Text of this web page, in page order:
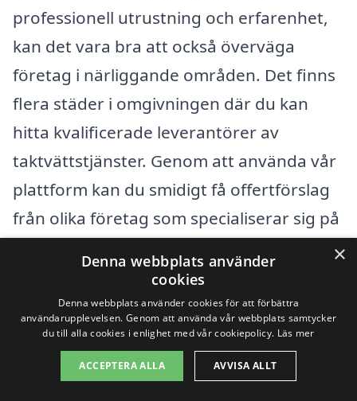
professionell utrustning och erfarenhet,
kan det vara bra att också överväga
företag i närliggande områden. Det finns
flera städer i omgivningen där du kan
hitta kvalificerade leverantörer av
taktvättstjänster. Genom att använda vår
plattform kan du smidigt få offertförslag
från olika företag som specialiserar sig på
Några av de städer där du kan söka efter
taktvättningsföretag inkluderar:
Borås
×
Denna webbplats använder
cookies
Denna webbplats använder cookies för att förbättra
användarupplevelsen. Genom att använda vår webbplats samtycker
du till alla cookies i enlighet med vår cookiepolicy. Läs mer
ACCEPTERA ALLA AVVISA ALLT